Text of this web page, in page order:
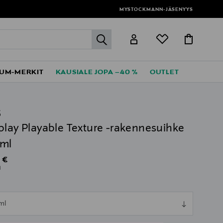
MYSTOCKMANN-JÄSENYYS
label.header.go
MERKIT KAUSIALE JOPA –40 % OUTLET
Playable Texture -rakennesuihke
Price
€
null